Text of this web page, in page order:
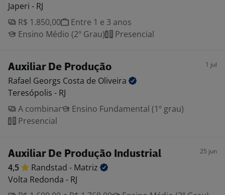
Japeri - RJ
R$ 1.850,00
Entre 1 e 3 anos
Ensino Médio (2º Grau)
Presencial
Auxiliar De Produção 1 jul
Rafael Georgs Costa de Oliveira
Teresópolis - RJ
A combinar
Ensino Fundamental (1º grau)
Presencial
Auxiliar De Produção Industrial 25 jun
4,5 Randstad - Matriz
Volta Redonda - RJ